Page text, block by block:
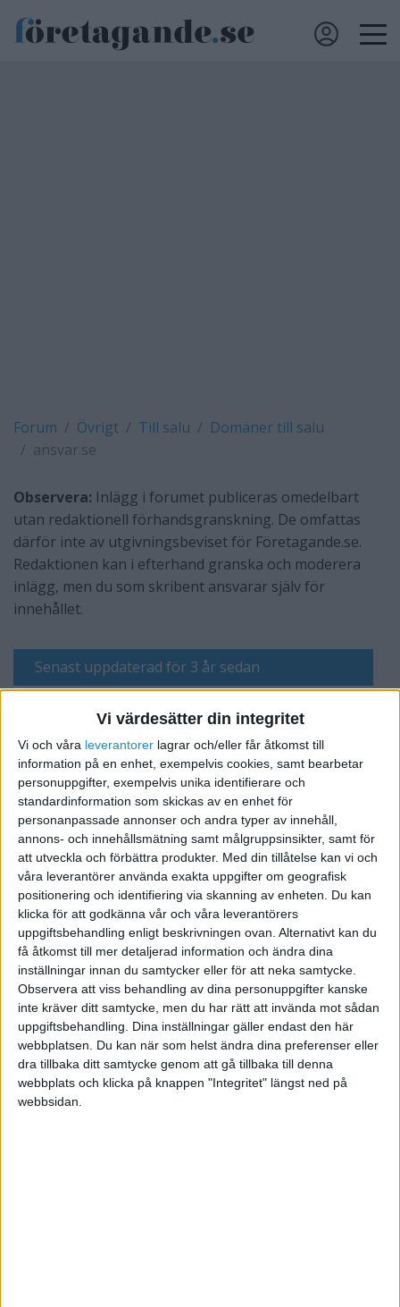
Vi värdesätter din integritet
Vi och våra leverantorer lagrar och/eller får åtkomst till
information på en enhet, exempelvis cookies, samt bearbetar
personuppgifter, exempelvis unika identifierare och
standardinformation som skickas av en enhet för
personanpassade annonser och andra typer av innehåll,
annons- och innehållsmätning samt målgruppsinsikter, samt för
att utveckla och förbättra produkter. Med din tillåtelse kan vi och
våra leverantörer använda exakta uppgifter om geografisk
positionering och identifiering via skanning av enheten. Du kan
klicka för att godkänna vår och våra leverantörers
uppgiftsbehandling enligt beskrivningen ovan. Alternativt kan du
få åtkomst till mer detaljerad information och ändra dina
inställningar innan du samtycker eller för att neka samtycke.
Observera att viss behandling av dina personuppgifter kanske
inte kräver ditt samtycke, men du har rätt att invända mot sådan
uppgiftsbehandling. Dina inställningar gäller endast den här
webbplatsen. Du kan när som helst ändra dina preferenser eller
dra tillbaka ditt samtycke genom att gå tillbaka till denna
webbplats och klicka på knappen "Integritet" längst ned på
webbsidan.
Forum Övrigt Till salu
Domäner till salu
ansvar.se
Observera: Inlägg i forumet publiceras omedelbart
utan redaktionell förhandsgranskning. De omfattas
därför inte av utgivningsbeviset för Företagande.se.
Redaktionen kan i efterhand granska och moderera
inlägg, men du som skribent ansvarar själv för
innehållet.
Senast uppdaterad för 3 år sedan
Em Tatos
ansvar.se
2022-12-07 20:34
ansvar.se
till försäljning eller förslag